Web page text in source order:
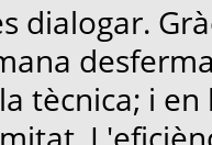
dialogar.
tècnica; i